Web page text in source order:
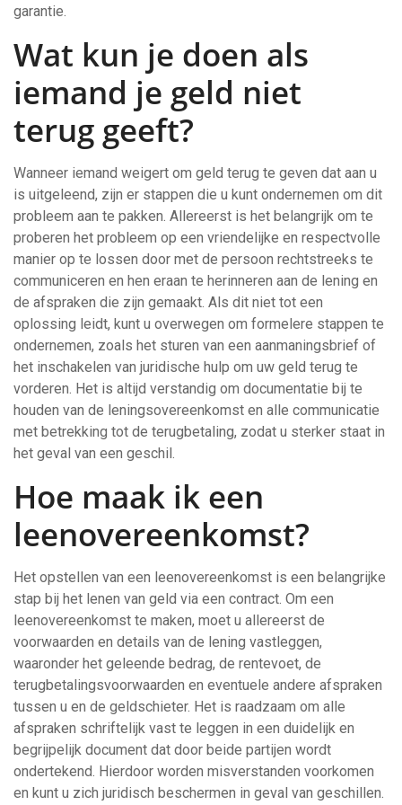
garantie.
Wat kun je doen als
iemand je geld niet
terug geeft?
Wanneer iemand weigert om geld terug te geven dat aan u
is uitgeleend, zijn er stappen die u kunt ondernemen om dit
probleem aan te pakken. Allereerst is het belangrijk om te
proberen het probleem op een vriendelijke en respectvolle
manier op te lossen door met de persoon rechtstreeks te
communiceren en hen eraan te herinneren aan de lening en
de afspraken die zijn gemaakt. Als dit niet tot een
oplossing leidt, kunt u overwegen om formelere stappen te
ondernemen, zoals het sturen van een aanmaningsbrief of
het inschakelen van juridische hulp om uw geld terug te
vorderen. Het is altijd verstandig om documentatie bij te
houden van de leningsovereenkomst en alle communicatie
met betrekking tot de terugbetaling, zodat u sterker staat in
het geval van een geschil.
Hoe maak ik een
leenovereenkomst?
Het opstellen van een leenovereenkomst is een belangrijke
stap bij het lenen van geld via een contract. Om een
leenovereenkomst te maken, moet u allereerst de
voorwaarden en details van de lening vastleggen,
waaronder het geleende bedrag, de rentevoet, de
terugbetalingsvoorwaarden en eventuele andere afspraken
tussen u en de geldschieter. Het is raadzaam om alle
afspraken schriftelijk vast te leggen in een duidelijk en
begrijpelijk document dat door beide partijen wordt
ondertekend. Hierdoor worden misverstanden voorkomen
en kunt u zich juridisch beschermen in geval van geschillen.